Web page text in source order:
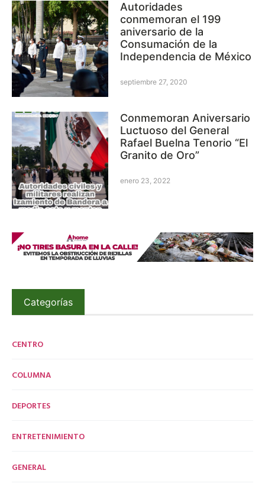
Autoridades
conmemoran el 199
aniversario de la
Consumación de la
Independencia de México
septiembre 27, 2020
Conmemoran Aniversario
Luctuoso del General
Rafael Buelna Tenorio “El
Granito de Oro”
enero 23, 2022
Categorías
CENTRO
COLUMNA
DEPORTES
ENTRETENIMIENTO
GENERAL